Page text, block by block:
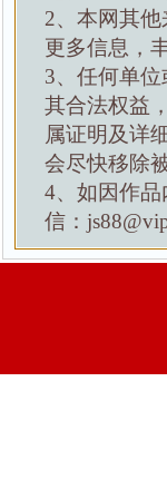
2、本网其
更多信息，
3、任何单
其合法权益
属证明及详
会尽快移除
4、如因作
信：